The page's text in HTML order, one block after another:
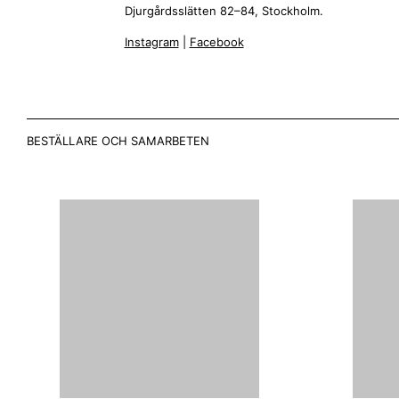
Djurgårdsslätten 82–84, Stockholm.
Instagram| Facebook
BESTÄLLARE OCH SAMARBETEN